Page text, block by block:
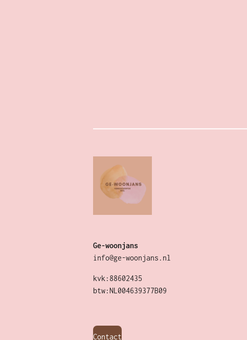
Ge-woonjans
info@ge-woonjans.nl
kvk:88602435
btw:NL004639377B09
Contact